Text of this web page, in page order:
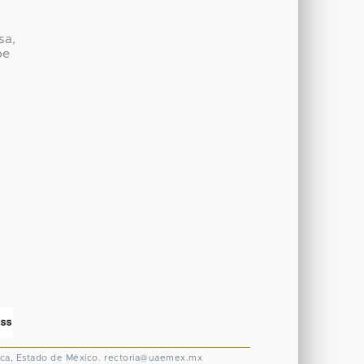
Estado de México. rectoria@uaemex.mx